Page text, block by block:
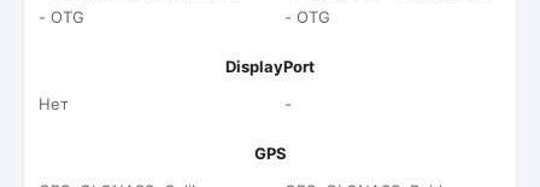
- OTG
- OTG
DisplayPort
Нет
-
GPS